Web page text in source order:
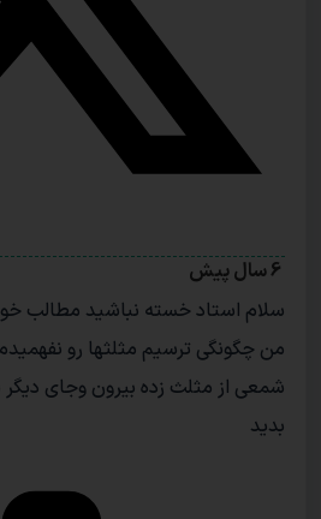
سلام استاد خسته نباشید مطالب
من چگونگی ترسیم مثلثها رو
شمعی از مثلث زده بیرون وجای
بدید